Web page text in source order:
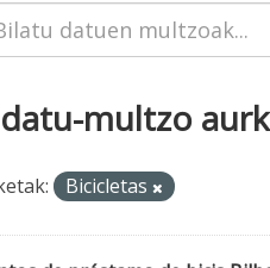
multzo
Bicicletas